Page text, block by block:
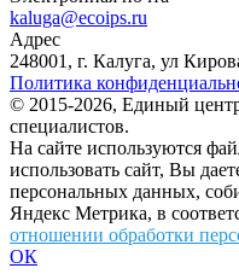
kaluga@ecoips.ru
Адрес
248001, г. Калуга, ул
Политика
© 2015-2026, Единый
специалистов.
На сайте используются
использовать сайт, Вы
персональных данных,
Яндекс Метрика, в
отношении обработки
ОК